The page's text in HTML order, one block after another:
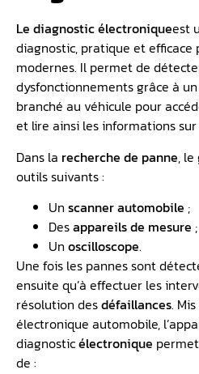
Le diagnostic électroniqueest
diagnostic, pratique et efficace
modernes. Il permet de
dysfonctionnements grâce à
branché au véhicule pour
et lire ainsi les informations
Dans la recherche de panne,
outils suivants :
Un scanner automobile ;
Desappareils de mesure ;
Un oscilloscope.
Une fois les pannes sont
ensuite qu’à effectuer les
résolution desdéfaillances.
électronique automobile,
diagnosticélectronique
de :